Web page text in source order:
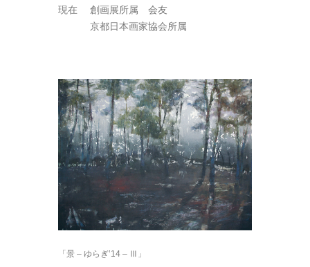
現在 創画展所属 会友
京都日本画家協会所属
「景 – ゆらぎ’14 – Ⅲ」